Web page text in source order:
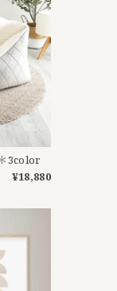
3color
¥18,880